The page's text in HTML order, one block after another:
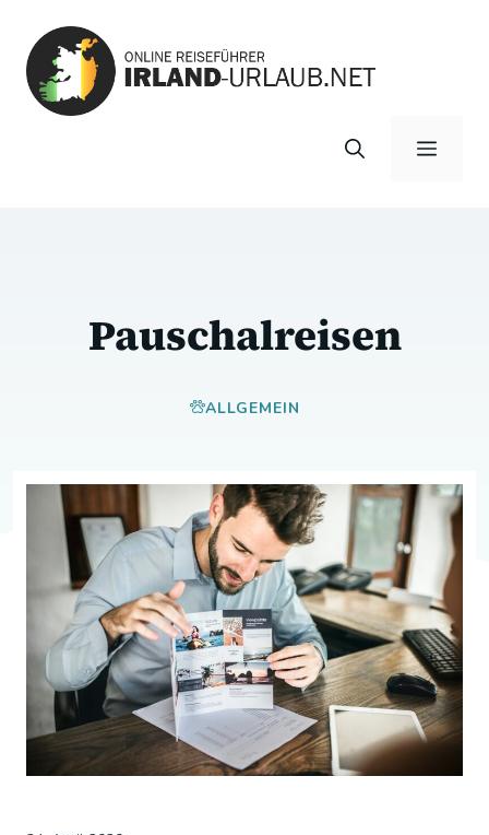
Inhalt
springen
Menü
Pauschalreisen
ALLGEMEIN